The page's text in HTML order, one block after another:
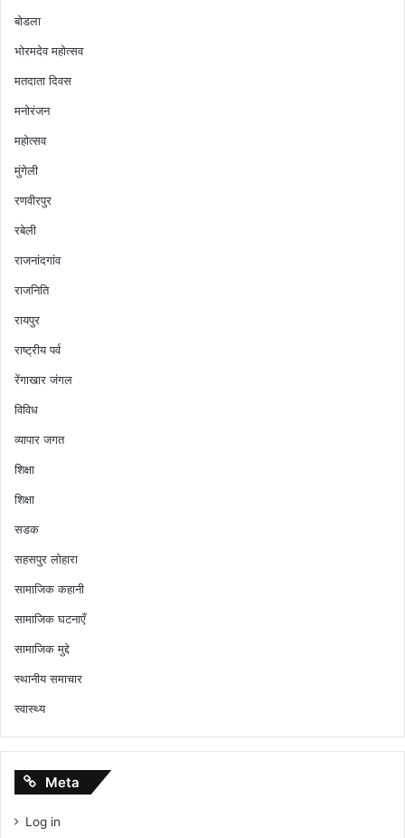
बोडला
भोरमदेव महोत्सव
मतदाता दिवस
मनोरंजन
महोत्सव
मुंगेली
रणवीरपुर
रबेली
राजनांदगांव
राजनिति
रायपुर
राष्ट्रीय पर्व
रेंगाखार जंगल
विविध
व्यापार जगत
शिक्षा
शिक्षा
सडक
सहसपुर लोहारा
सामाजिक कहानी
सामाजिक घटनाएँ
सामाजिक मुद्दे
स्थानीय समाचार
स्वास्थ्य
Meta
Log in